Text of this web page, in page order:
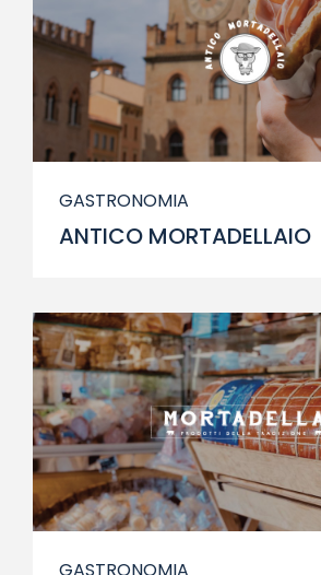
GASTRONOMIA
ANTICO MORTADELLAIO